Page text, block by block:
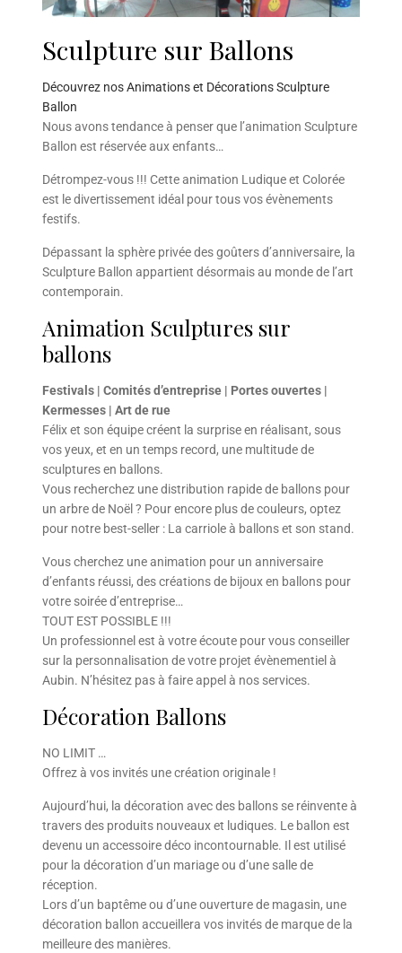
Sculpture sur Ballons
Découvrez nos Animations et Décorations Sculpture
Ballon
Nous avons tendance à penser que l’animation Sculpture
Ballon est réservée aux enfants…
Détrompez-vous !!! Cette animation Ludique et Colorée
est le divertissement idéal pour tous vos évènements
festifs.
Dépassant la sphère privée des goûters d’anniversaire, la
Sculpture Ballon appartient désormais au monde de l’art
contemporain.
Animation Sculptures sur
ballons
Festivals | Comités d’entreprise | Portes ouvertes |
Kermesses | Art de rue
Félix et son équipe créent la surprise en réalisant, sous
vos yeux, et en un temps record, une multitude de
sculptures en ballons.
Vous recherchez une distribution rapide de ballons pour
un arbre de Noël ? Pour encore plus de couleurs, optez
pour notre best-seller : La carriole à ballons et son stand.
Vous cherchez une animation pour un anniversaire
d’enfants réussi, des créations de bijoux en ballons pour
votre soirée d’entreprise…
TOUT EST POSSIBLE !!!
Un professionnel est à votre écoute pour vous conseiller
sur la personnalisation de votre projet évènementiel à
Aubin. N’hésitez pas à faire appel à nos services.
Décoration Ballons
NO LIMIT …
Offrez à vos invités une création originale !
Aujourd’hui, la décoration avec des ballons se réinvente à
travers des produits nouveaux et ludiques. Le ballon est
devenu un accessoire déco incontournable. Il est utilisé
pour la décoration d’un mariage ou d’une salle de
réception.
Lors d’un baptême ou d’une ouverture de magasin, une
décoration ballon accueillera vos invités de marque de la
meilleure des manières.